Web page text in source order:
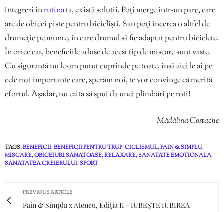
integrezi înrutinata, există soluții. Poți merge într-un parc, care
are de obicei piste pentru bicicliști. Sau poți încerca o altfel de
drumeție pe munte, în care drumul să fie adaptat pentru biciclete.
În orice caz, beneficiile aduse de acest tip de mișcare sunt vaste.
Cu siguranță nu le-am putut cuprinde pe toate, însă aici le ai pe
cele mai importante care, sperăm noi, te vor convinge că merită
efortul. Așadar, nu ezita să spui da unei plimbări pe roți!
Mădălina Costache
TAGS:BENEFICII,BENEFICII PENTRU TRUP,CICLISMUL,FAIN & SIMPLU,
MISCARE,OBICEIURI SANATOASE,RELAXARE,SANATATE EMOTIONALA,
SANATATEA CREIERULUI,SPORT
PREVIOUS ARTICLE
Fain & Simplu x Ateneu, Ediția II - IUBEȘTE IUBIREA